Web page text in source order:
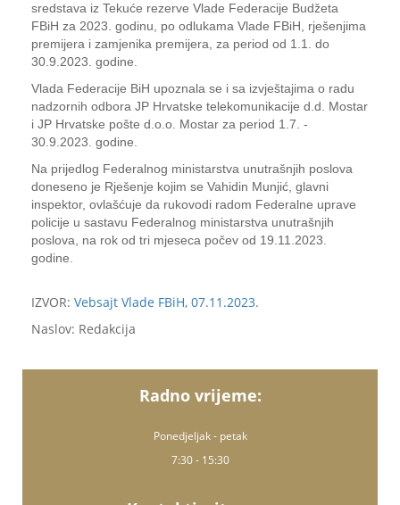
sredstava iz Tekuće rezerve Vlade Federacije Budžeta
FBiH za 2023. godinu, po odlukama Vlade FBiH, rješenjima
premijera i zamjenika premijera, za period od 1.1. do
30.9.2023. godine.
Vlada Federacije BiH upoznala se i sa izvještajima o radu
nadzornih odbora JP Hrvatske telekomunikacije d.d. Mostar
i JP Hrvatske pošte d.o.o. Mostar za period 1.7. -
30.9.2023. godine.
Na prijedlog Federalnog ministarstva unutrašnjih poslova
doneseno je Rješenje kojim se Vahidin Munjić, glavni
inspektor, ovlašćuje da rukovodi radom Federalne uprave
policije u sastavu Federalnog ministarstva unutrašnjih
poslova, na rok od tri mjeseca počev od 19.11.2023.
godine.
IZVOR: Vebsajt Vlade FBiH, 07.11.2023.
Naslov: Redakcija
Radno vrijeme:
Ponedjeljak - petak
7:30 - 15:30